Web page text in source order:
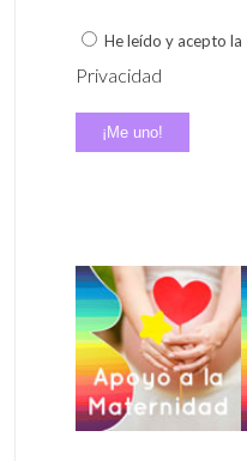
He leído y acepto la
Privacidad